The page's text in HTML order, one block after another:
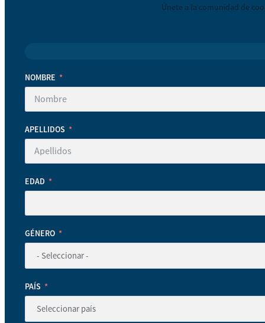
Únete a la comunidad de
NOMBRE
APELLIDOS
EDAD
GÉNERO
PAÍS